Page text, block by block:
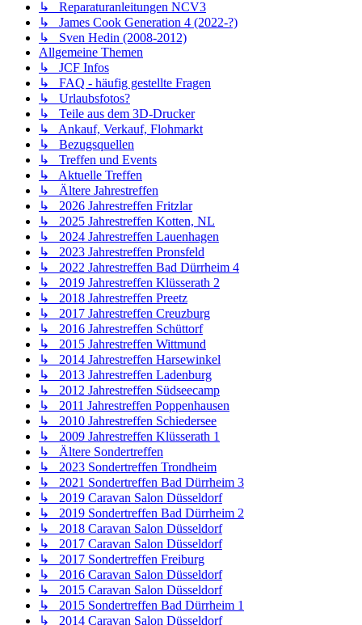
↳ Reparaturanleitungen NCV3
↳ James Cook Generation 4 (2022-?)
↳ Sven Hedin (2008-2012)
Allgemeine Themen
↳ JCF Infos
↳ FAQ - häufig gestellte Fragen
↳ Urlaubsfotos?
↳ Teile aus dem 3D-Drucker
↳ Ankauf, Verkauf, Flohmarkt
↳ Bezugsquellen
↳ Treffen und Events
↳ Aktuelle Treffen
↳ Ältere Jahrestreffen
↳ 2026 Jahrestreffen Fritzlar
↳ 2025 Jahrestreffen Kotten, NL
↳ 2024 Jahrestreffen Lauenhagen
↳ 2023 Jahrestreffen Pronsfeld
↳ 2022 Jahrestreffen Bad Dürrheim 4
↳ 2019 Jahrestreffen Klüsserath 2
↳ 2018 Jahrestreffen Preetz
↳ 2017 Jahrestreffen Creuzburg
↳ 2016 Jahrestreffen Schüttorf
↳ 2015 Jahrestreffen Wittmund
↳ 2014 Jahrestreffen Harsewinkel
↳ 2013 Jahrestreffen Ladenburg
↳ 2012 Jahrestreffen Südseecamp
↳ 2011 Jahrestreffen Poppenhausen
↳ 2010 Jahrestreffen Schiedersee
↳ 2009 Jahrestreffen Klüsserath 1
↳ Ältere Sondertreffen
↳ 2023 Sondertreffen Trondheim
↳ 2021 Sondertreffen Bad Dürrheim 3
↳ 2019 Caravan Salon Düsseldorf
↳ 2019 Sondertreffen Bad Dürrheim 2
↳ 2018 Caravan Salon Düsseldorf
↳ 2017 Caravan Salon Düsseldorf
↳ 2017 Sondertreffen Freiburg
↳ 2016 Caravan Salon Düsseldorf
↳ 2015 Caravan Salon Düsseldorf
↳ 2015 Sondertreffen Bad Dürrheim 1
↳ 2014 Caravan Salon Düsseldorf